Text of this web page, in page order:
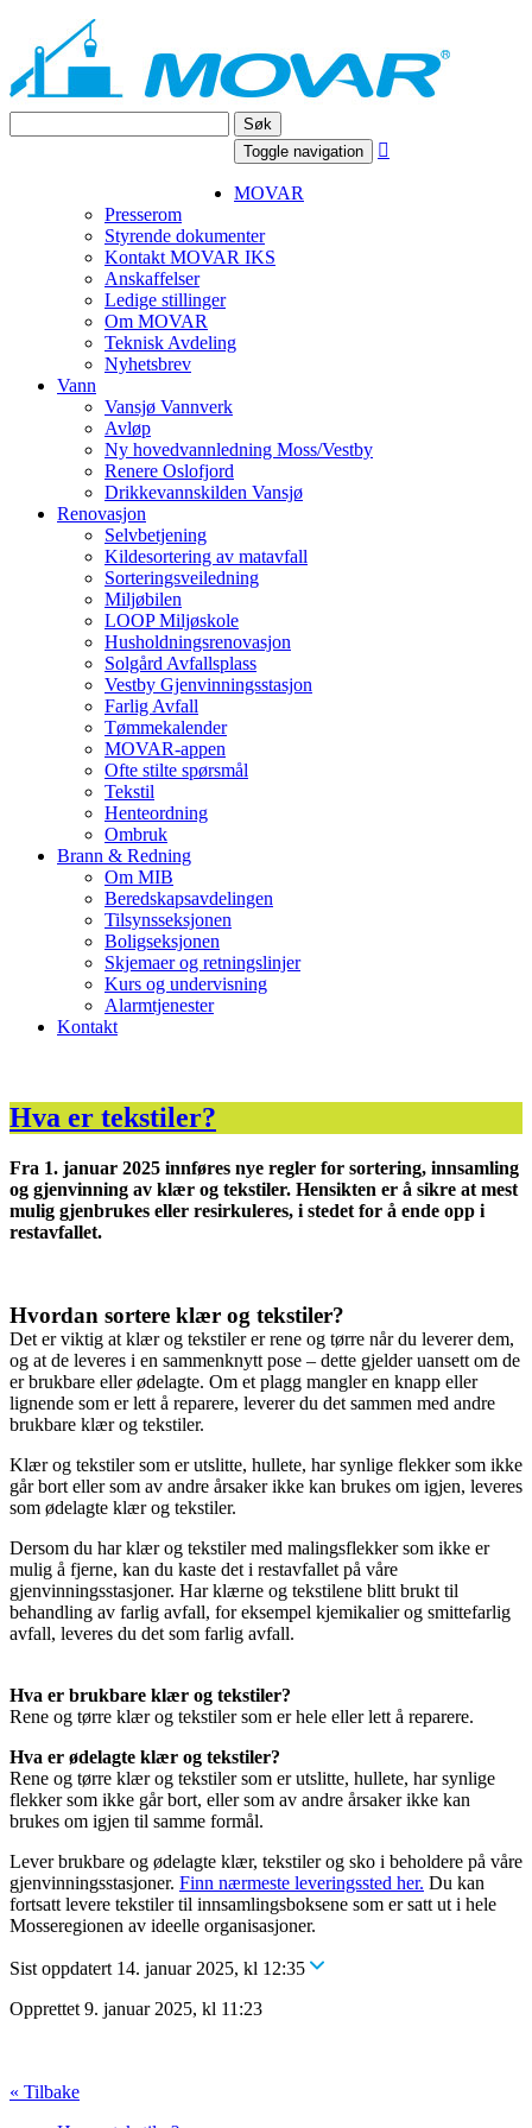
Søk
Toggle navigation

MOVAR
Presserom
Styrende dokumenter
Kontakt MOVAR IKS
Anskaffelser
Ledige stillinger
Om MOVAR
Teknisk Avdeling
Nyhetsbrev
Vann
Vansjø Vannverk
Avløp
Ny hovedvannledning Moss/Vestby
Renere Oslofjord
Drikkevannskilden Vansjø
Renovasjon
Selvbetjening
Kildesortering av matavfall
Sorteringsveiledning
Miljøbilen
LOOP Miljøskole
Husholdningsrenovasjon
Solgård Avfallsplass
Vestby Gjenvinningsstasjon
Farlig Avfall
Tømmekalender
MOVAR-appen
Ofte stilte spørsmål
Tekstil
Henteordning
Ombruk
Brann & Redning
Om MIB
Beredskapsavdelingen
Tilsynsseksjonen
Boligseksjonen
Skjemaer og retningslinjer
Kurs og undervisning
Alarmtjenester
Kontakt
Hva er tekstiler?
Fra 1. januar 2025 innføres nye regler for sortering, innsamling
og gjenvinning av klær og tekstiler. Hensikten er å sikre at mest
mulig gjenbrukes eller resirkuleres, i stedet for å ende opp i
restavfallet.
Hvordan sortere klær og tekstiler?
Det er viktig at klær og tekstiler er rene og tørre når du leverer dem,
og at de leveres i en sammenknytt pose – dette gjelder uansett om de
er brukbare eller ødelagte. Om et plagg mangler en knapp eller
lignende som er lett å reparere, leverer du det sammen med andre
brukbare klær og tekstiler.
Klær og tekstiler som er utslitte, hullete, har synlige flekker som ikke
går bort eller som av andre årsaker ikke kan brukes om igjen, leveres
som ødelagte klær og tekstiler.
Dersom du har klær og tekstiler med malingsflekker som ikke er
mulig å fjerne, kan du kaste det i restavfallet på våre
gjenvinningsstasjoner. Har klærne og tekstilene blitt brukt til
behandling av farlig avfall, for eksempel kjemikalier og smittefarlig
avfall, leveres du det som farlig avfall.
Hva er brukbare klær og tekstiler?
Rene og tørre klær og tekstiler som er hele eller lett å reparere.
Hva er ødelagte klær og tekstiler?
Rene og tørre klær og tekstiler som er utslitte, hullete, har synlige
flekker som ikke går bort, eller som av andre årsaker ikke kan
brukes om igjen til samme formål.
Lever brukbare og ødelagte klær, tekstiler og sko i beholdere på våre
gjenvinningsstasjoner. Finn nærmeste leveringssted her. Du kan
fortsatt levere tekstiler til innsamlingsboksene som er satt ut i hele
Mosseregionen av ideelle organisasjoner.
Sist oppdatert 14. januar 2025, kl 12:35
Opprettet 9. januar 2025, kl 11:23
« Tilbake